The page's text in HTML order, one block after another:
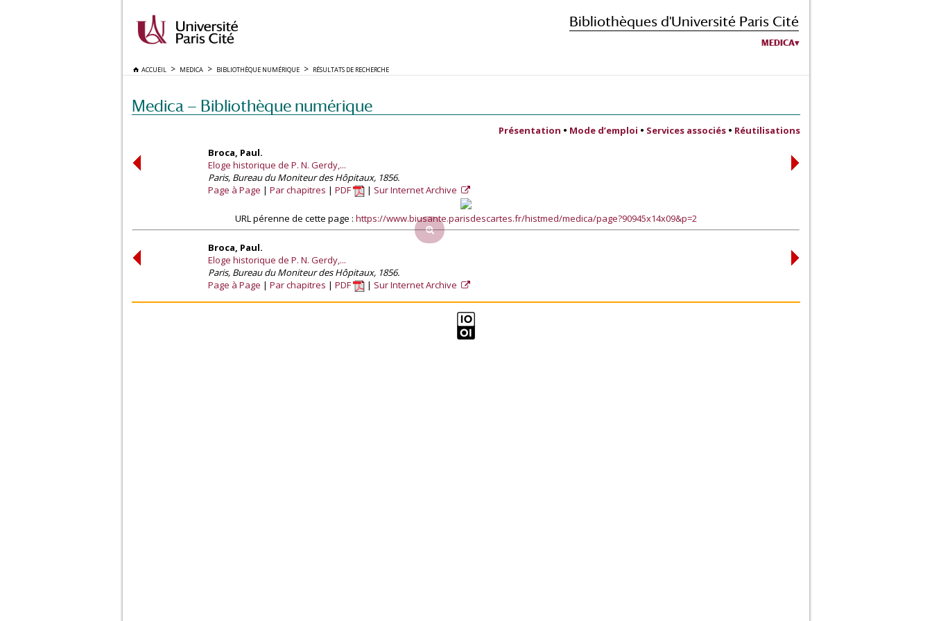
Bibliothèques d'Université Paris Cité
MEDICA
ACCUEIL MEDICA BIBLIOTHÈQUE NUMÉRIQUE RÉSULTATS DE RECHERCHE
Medica — Bibliothèque numérique
Présentation • Mode d’emploi • Services associés • Réutilisations
Broca, Paul.
Eloge historique de P. N. Gerdy,...
Paris, Bureau du Moniteur des Hôpitaux, 1856.
Page à Page
Par chapitres PDF Sur Internet Archive
URL pérenne de cette page : https://www.biusante.parisdescartes.fr/histmed/medica/page?90945x14x09&p=2
Broca, Paul.
Eloge historique de P. N. Gerdy,...
Paris, Bureau du Moniteur des Hôpitaux, 1856.
Page à Page
Par chapitres PDF Sur Internet Archive